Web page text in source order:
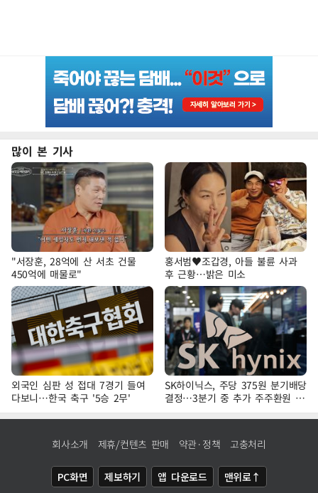
많이 본 기사
"서장훈, 28억에 산 서초 건물
450억에 매물로"
홍서범♥조갑경, 아들 불륜 사과
후 근황…밝은 미소
외국인 심판 성 접대 7경기 들여
다보니…한국 축구 '5승 2무'
SK하이닉스, 주당 375원 분기배당
결정…3분기 중 추가 주주환원 발
표
회사소개 제휴/컨텐츠 판매 약관·정책 고충처리
PC화면 제보하기 앱 다운로드 맨위로↑